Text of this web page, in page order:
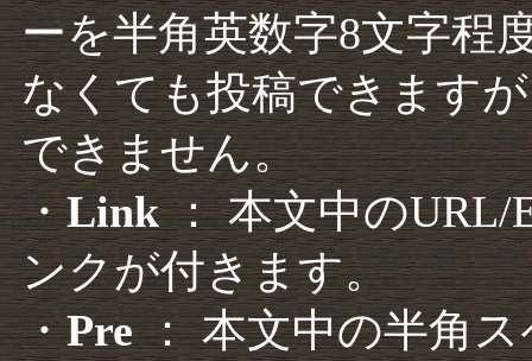
ーを半角英数字8文字程
なくても投稿できます
できません。
・Link： 本文中のURL/
ンクが付きます。
・Pre： 本文中の半角